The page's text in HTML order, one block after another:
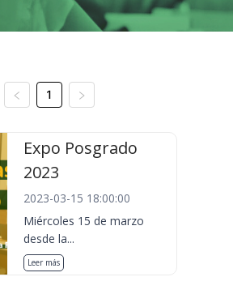
1
Expo Posgrado
2023
2023-03-15 18:00:00
Miércoles 15 de marzo
desde la...
Leer más